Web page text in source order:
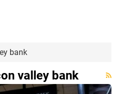
bank
valley bank